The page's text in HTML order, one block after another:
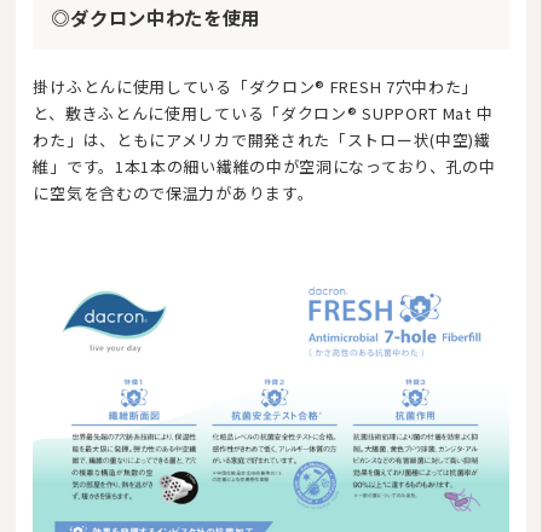
◎ダクロン中わたを使用
掛けふとんに使用している「ダクロン® FRESH 7穴中わた」
と、敷きふとんに使用している「ダクロン® SUPPORT Mat 中
わた」は、ともにアメリカで開発された「ストロー状(中空)繊
維」です。1本1本の細い繊維の中が空洞になっており、孔の中
に空気を含むので保温力があります。